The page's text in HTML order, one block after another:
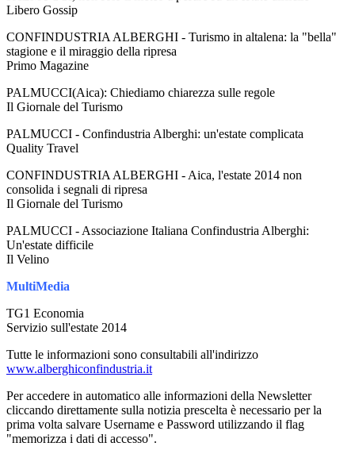
Libero Gossip
CONFINDUSTRIA ALBERGHI - Turismo in altalena: la "bella"
stagione e il miraggio della ripresa
Primo Magazine
PALMUCCI(Aica): Chiediamo chiarezza sulle regole
Il Giornale del Turismo
PALMUCCI - Confindustria Alberghi: un'estate complicata
Quality Travel
CONFINDUSTRIA ALBERGHI - Aica, l'estate 2014 non
consolida i segnali di ripresa
Il Giornale del Turismo
PALMUCCI - Associazione Italiana Confindustria Alberghi:
Un'estate difficile
Il Velino
MultiMedia
TG1 Economia
Servizio sull'estate 2014
Tutte le informazioni sono consultabili all'indirizzo
www.alberghiconfindustria.it
Per accedere in automatico alle informazioni della Newsletter
cliccando direttamente sulla notizia prescelta è necessario per la
prima volta salvare Username e Password utilizzando il flag
"memorizza i dati di accesso".